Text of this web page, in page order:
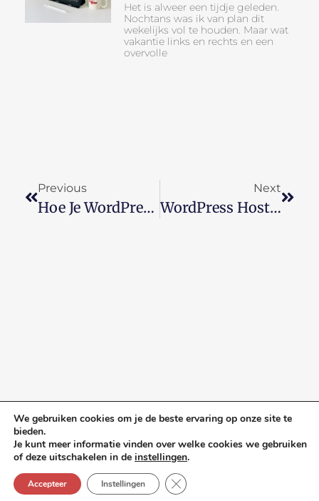
Het is alweer een tijdje geleden.
Nochtans was ik van plan dit
wekelijks vol te houden. Maar wat
vakantie links en rechts en een
overvolle
Previous
Hoe Je WordPress Site Optimaliseren Met Yoast SEO Plugin
Next
WordPress Hosting: Welke Is Geschikt Voor Jou?
De WordPress Academie is een initiatief van
bv| alle rechten voorbehouden
We gebruiken cookies om je de beste ervaring op onze site te
bieden.
Je kunt meer informatie vinden over welke cookies we gebruiken
of deze uitschakelen in de instellingen.
Accepteer Instellingen Sluit AVG/GDPR cookie banner